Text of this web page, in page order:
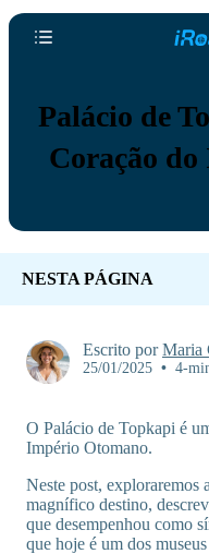
Palácio de
Coração
NESTA PÁGINA
Escrito porMaria
25/01/2025 • 4-
O Palácio de Topkapi é
Império Otomano.
Neste post, exploraremos
magnífico destino,
que desempenhou como
que hoje é um dos